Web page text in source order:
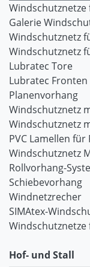
Windschutznetze
Galerie
Windschutznetz
Windschutznetz
Lubratec Tore
Lubratec Fronten
Planenvorhang
Windschutznetz
Windschutznetz
PVC Lamellen
Windschutznetz
Rollvorhang-
Schiebevorhang
Windnetzrecher
SIMAtex-
Hof- und Stall